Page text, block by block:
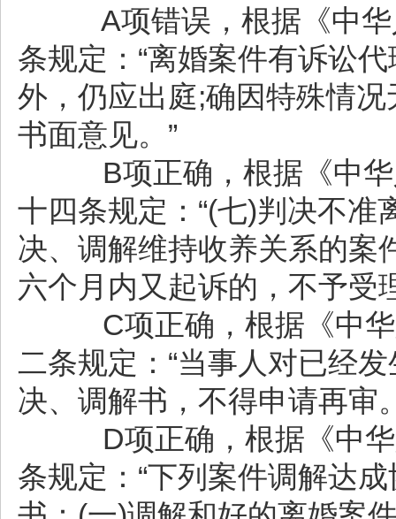
A项错误，根据《中华
条规定：“离婚案件有诉讼
外，仍应出庭;确因特殊情
书面意见。”
B项正确，根据《中华
十四条规定：“(七)判决不
决、调解维持收养关系的案
六个月内又起诉的，不予受
C项正确，根据《中华
二条规定：“当事人对已经
决、调解书，不得申请再审
D项正确，根据《中华
条规定：“下列案件调解达